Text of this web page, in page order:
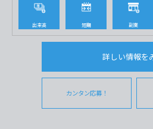
出来高 短期 副業
詳しい情報を
カンタン応募！